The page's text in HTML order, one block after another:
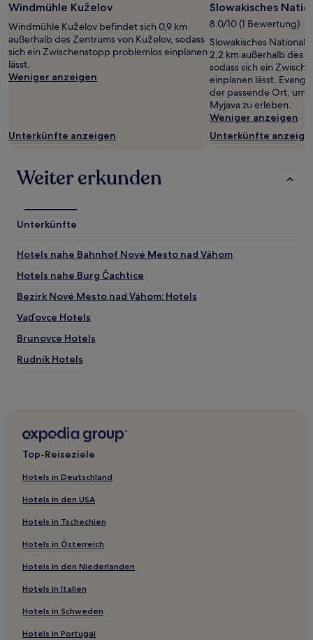
1 Übernachtung
von
2 Erwachsenen
gefunden
wurde.
Preise
und
ändern.
zusätzliche
Bedingungen
Windmühle Kuželov
Windmühle Kuželov befindet sich 0,9 km
außerhalb des Zentrums von Kuželov, sodass
sich ein Zwischenstopp problemlos einplanen
lässt.
Weniger anzeigen
Unterkünfte anzeigen
Slowakisches
8.0/10 (1 Bewertung)
Slowakisches
2,2 km außerhalb des
sodass sich ein
einplanen lässt.
der passende Ort, um
Myjava zu erleben.
Weniger anzeigen
Unterkünfte
Weiter erkunden
Unterkünfte
Hotels nahe Bahnhof Nové Mesto nad Váhom
Hotels nahe Burg Čachtice
Bezirk Nové Mesto nad Váhom: Hotels
Vaďovce Hotels
Brunovce Hotels
Rudník Hotels
Top-Reiseziele
Hotels in Deutschland
Hotels in den USA
Hotels in Tschechien
Hotels in Österreich
Hotels in den Niederlanden
Hotels in Italien
Hotels in Schweden
Hotels in Portugal